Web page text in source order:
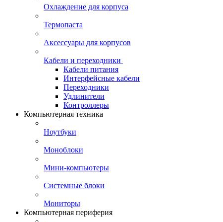
Охлаждение для корпуса
Термопаста
Аксессуары для корпусов
Кабели и переходники
Кабели питания
Интерфейсные кабели
Переходники
Удлинители
Контроллеры
Компьютерная техника
Ноутбуки
Моноблоки
Мини-компьютеры
Системные блоки
Мониторы
Компьютерная периферия